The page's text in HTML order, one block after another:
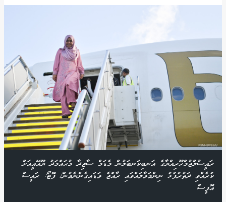
ރައީސުލްޖުމްހޫރިއްޔާގެ އަނބިކަނބަލުން މެޑަމް ސާޖިދާ މުޙައްމަދު ޔޫއޭއީއަށް
ކުރެއްވި ދަތުރުފުޅު ނިންމަވާލައްވައި ރާއްޖެ ވަޑައިގެންނެވުން/ ފޮޓޯ: ރައީސް
އޮފީސް